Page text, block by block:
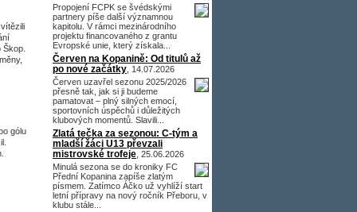
gólu
Propojení FCPK se švédskými
partnery píše další významnou
kapitolu. V rámci mezinárodního
projektu financovaného z grantu
Evropské unie, který získala...
Červen na Kopanině: Od titulů až
po nové začátky , 14.07.2026
Červen uzavřel sezonu 2025/2026
přesně tak, jak si ji budeme
pamatovat – plný silných emocí,
sportovních úspěchů i důležitých
klubových momentů. Slavili...
Zlatá tečka za sezonou: C-tým a
mladší žáci U13 převzali
mistrovské trofeje , 25.06.2026
Minulá sezona se do kroniky FC
Přední Kopanina zapíše zlatým
písmem. Zatímco Áčko už vyhlíží start
letní přípravy na nový ročník Přeboru, v
klubu stále...